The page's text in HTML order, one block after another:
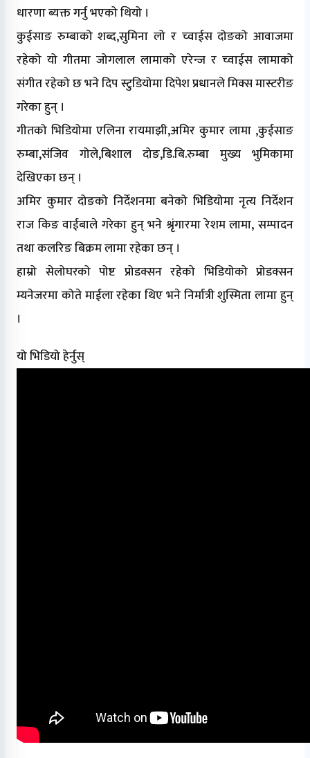
धारणा ब्यक्त गर्नु भएको थियो ।
कुईसाङ रुम्बाको शब्द,सुमिना लो र च्वाईस दोङको आवाजमा
रहेको यो गीतमा जोगलाल लामाको एरेन्ज र च्वाईस लामाको
संगीत रहेको छ भने दिप स्टुडियोमा दिपेश प्रधानले मिक्स मास्टरीङ
गरेका हुन् ।
गीतको भिडियोमा एलिना रायमाझी,अमिर कुमार लामा ,कुईसाङ
रुम्बा,संजिव गोले,बिशाल दोङ,डि.बि.रुम्बा मुख्य भुमिकामा
देखिएका छन् ।
अमिर कुमार दोङको निर्देशनमा बनेको भिडियोमा नृत्य निर्देशन
राज किङ वाईबाले गरेका हुन् भने श्रृंगारमा रेशम लामा, सम्पादन
तथा कलरिङ बिक्रम लामा रहेका छन् ।
हाम्रो सेलोघरको पोष्ट प्रोडक्सन रहेको भिडियोको प्रोडक्सन
म्यनेजरमा कोते माईला रहेका थिए भने निर्मात्री शुस्मिता लामा हुन्
।
यो भिडियो हेर्नुस्